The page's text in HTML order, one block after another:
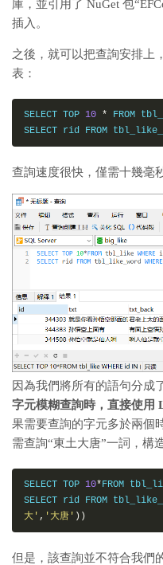
"處理完畢，開始入庫
"入庫完成".Dump(
}
{
var list = new
for
int i = 0; i
             buffer
1]
             list
.Add(new
}
return list;
庫，並引用了 NuGet 包
插入。
之後，就可以把查詢安排上
表：
SELECT TOP 10 * FROM
SELECT rid FROM
查詢速度很快，僅需十幾毫
因為我們將所有的語句分成
字元模糊查詢時，直接使用
果需要查詢的字元多於兩個
需查詢“東土大唐”一詞，構
SELECT TOP 10*FROM
SELECT rid FROM
大' , '大唐' ))
但是，該查詢並不符合我們